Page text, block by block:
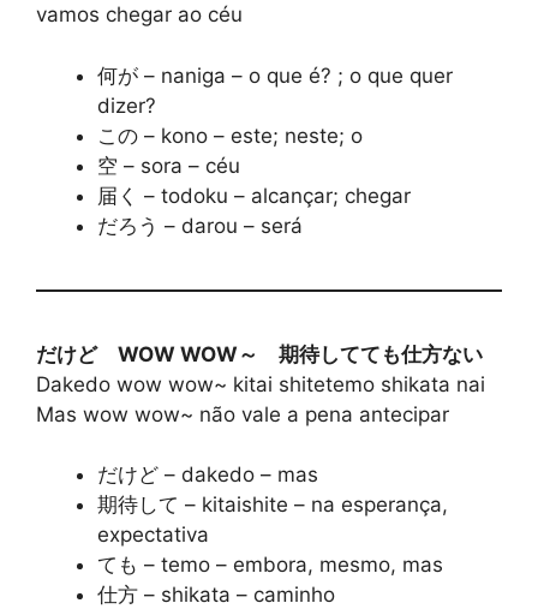
vamos chegar ao céu
何が – naniga – o que é? ; o que quer
dizer?
この – kono – este; neste; o
空 – sora – céu
届く – todoku – alcançar; chegar
だろう – darou – será
だけど WOW WOW～ 期待してても仕方ない
Dakedo wow wow~ kitai shitetemo shikata nai
Mas wow wow~ não vale a pena antecipar
だけど – dakedo – mas
期待して – kitaishite – na esperança,
expectativa
ても – temo – embora, mesmo, mas
仕方 – shikata – caminho